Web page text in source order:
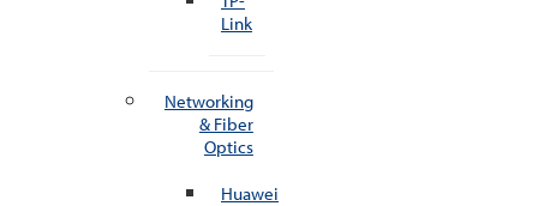
Link
Networking
& Fiber
Optics
Huawei